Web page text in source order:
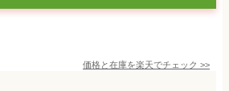
価格と在庫を楽天でチェック >>